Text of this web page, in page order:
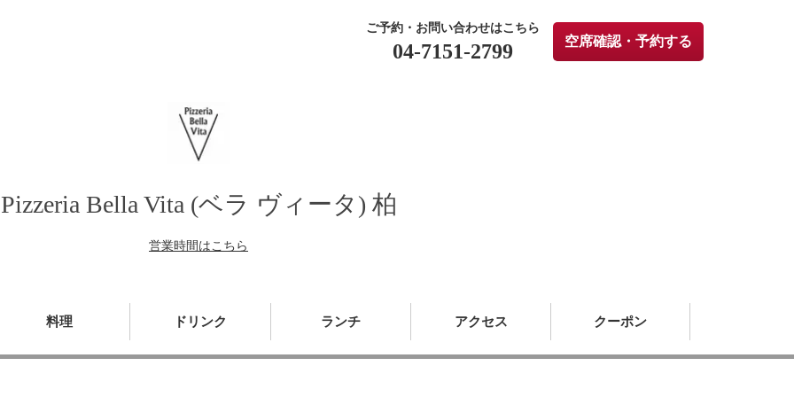
ご予約・お問い合わせはこちら
04-7151-2799 空席確認・予約する
Pizzeria Bella Vita (ベラ ヴィータ) 柏
営業時間はこちら
料理 ドリンク ランチ アクセス クーポン